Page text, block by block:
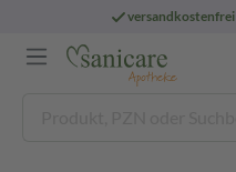
versandkostenfrei